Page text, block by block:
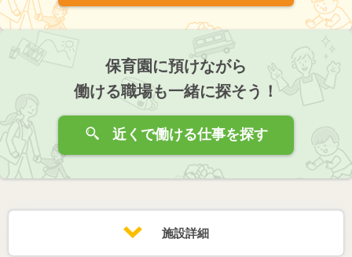
保育園に預けながら
働ける職場も一緒に探そう！
近くで働ける仕事を探す
施設詳細